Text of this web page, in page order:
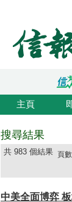
主頁
搜尋結果
共 983 個結果 頁數
中美全面博弈